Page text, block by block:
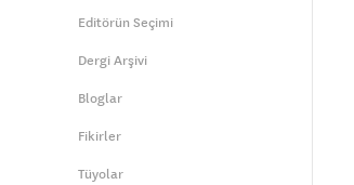
Editörün Seçimi
Dergi Arşivi
Bloglar
Fikirler
Tüyolar